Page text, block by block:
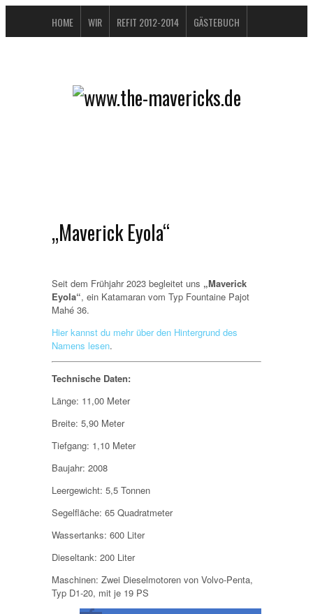
HOME WIR REFIT 2012-2014 GÄSTEBUCH
DATENSCHUTZERKLÄRUNG
„Maverick Eyola“
Seit dem Frühjahr 2023 begleitet uns „Maverick
Eyola“, ein Katamaran vom Typ Fountaine Pajot
Mahé 36.
Hier kannst du mehr über den Hintergrund des
Namens lesen.
Technische Daten:
Länge: 11,00 Meter
Breite: 5,90 Meter
Tiefgang: 1,10 Meter
Baujahr: 2008
Leergewicht: 5,5 Tonnen
Segelfläche: 65 Quadratmeter
Wassertanks: 600 Liter
Dieseltank: 200 Liter
Maschinen: Zwei Dieselmotoren von Volvo-Penta,
Typ D1-20, mit je 19 PS